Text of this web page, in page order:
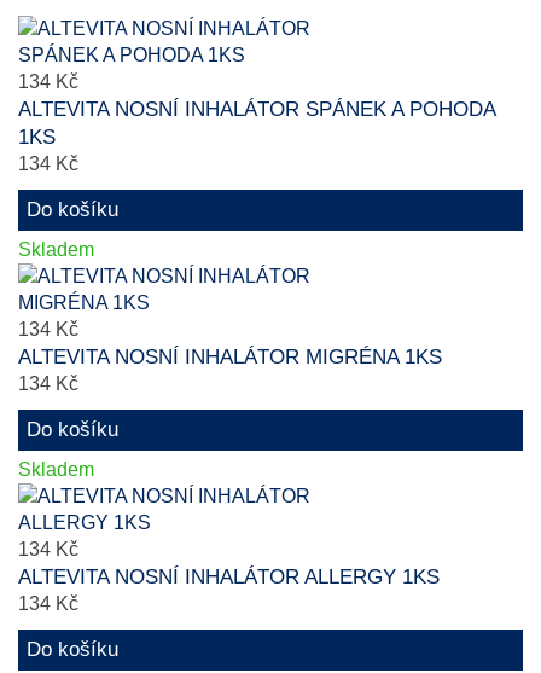
134 Kč
ALTEVITA NOSNÍ INHALÁTOR SPÁNEK A POHODA
1KS
134 Kč
Do košíku
Skladem
134 Kč
ALTEVITA NOSNÍ INHALÁTOR MIGRÉNA 1KS
134 Kč
Do košíku
Skladem
134 Kč
ALTEVITA NOSNÍ INHALÁTOR ALLERGY 1KS
134 Kč
Do košíku